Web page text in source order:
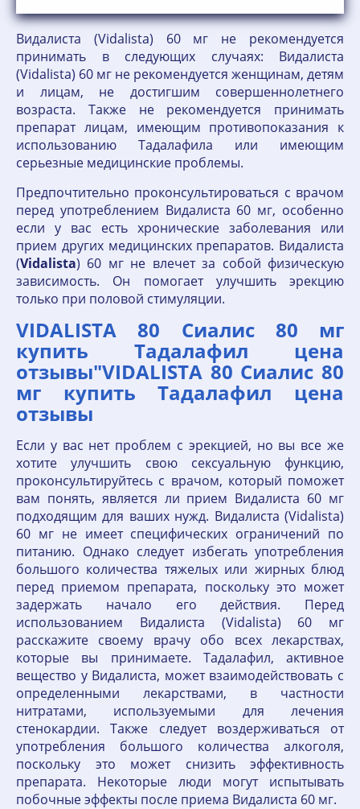
Видалиста (Vidalista) 60 мг не рекомендуется
принимать в следующих случаях: Видалиста
(Vidalista) 60 мг не рекомендуется женщинам, детям
и лицам, не достигшим совершеннолетнего
возраста. Также не рекомендуется принимать
препарат лицам, имеющим противопоказания к
использованию Тадалафила или имеющим
серьезные медицинские проблемы.
Предпочтительно проконсультироваться с врачом
перед употреблением Видалиста 60 мг, особенно
если у вас есть хронические заболевания или
прием других медицинских препаратов. Видалиста
(Vidalista) 60 мг не влечет за собой физическую
зависимость. Он помогает улучшить эрекцию
только при половой стимуляции.
VIDALISTA 80 Сиалис 80 мг
купить Тадалафил цена
отзывы"VIDALISTA 80 Сиалис 80
мг купить Тадалафил цена
отзывы
Если у вас нет проблем с эрекцией, но вы все же
хотите улучшить свою сексуальную функцию,
проконсультируйтесь с врачом, который поможет
вам понять, является ли прием Видалиста 60 мг
подходящим для ваших нужд. Видалиста (Vidalista)
60 мг не имеет специфических ограничений по
питанию. Однако следует избегать употребления
большого количества тяжелых или жирных блюд
перед приемом препарата, поскольку это может
задержать начало его действия. Перед
использованием Видалиста (Vidalista) 60 мг
расскажите своему врачу обо всех лекарствах,
которые вы принимаете. Тадалафил, активное
вещество у Видалиста, может взаимодействовать с
определенными лекарствами, в частности
нитратами, используемыми для лечения
стенокардии. Также следует воздерживаться от
употребления большого количества алкоголя,
поскольку это может снизить эффективность
препарата. Некоторые люди могут испытывать
побочные эффекты после приема Видалиста 60 мг.